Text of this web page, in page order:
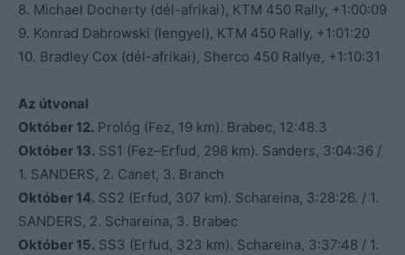
8. Michael Docherty (dél-afrikai), KTM 450 Rally, +1:00:09
9. Konrad Dabrowski (lengyel), KTM 450 Rally, +1:01:20
10. Bradley Cox (dél-afrikai), Sherco 450 Rallye, +1:10:31
Az útvonal
Október 12. Prológ (Fez, 19 km). Brabec, 12:48.3
Október 13. SS1 (Fez–Erfud, 298 km). Sanders, 3:04:36 /
1. SANDERS, 2. Canet, 3. Branch
Október 14. SS2 (Erfud, 307 km). Schareina, 3:28:26. / 1.
SANDERS, 2. Schareina, 3. Brabec
Október 15. SS3 (Erfud, 323 km). Schareina, 3:37:48 / 1.